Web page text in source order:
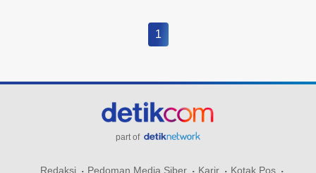
1
part of
Redaksi Pedoman Media Siber Karir Kotak Pos